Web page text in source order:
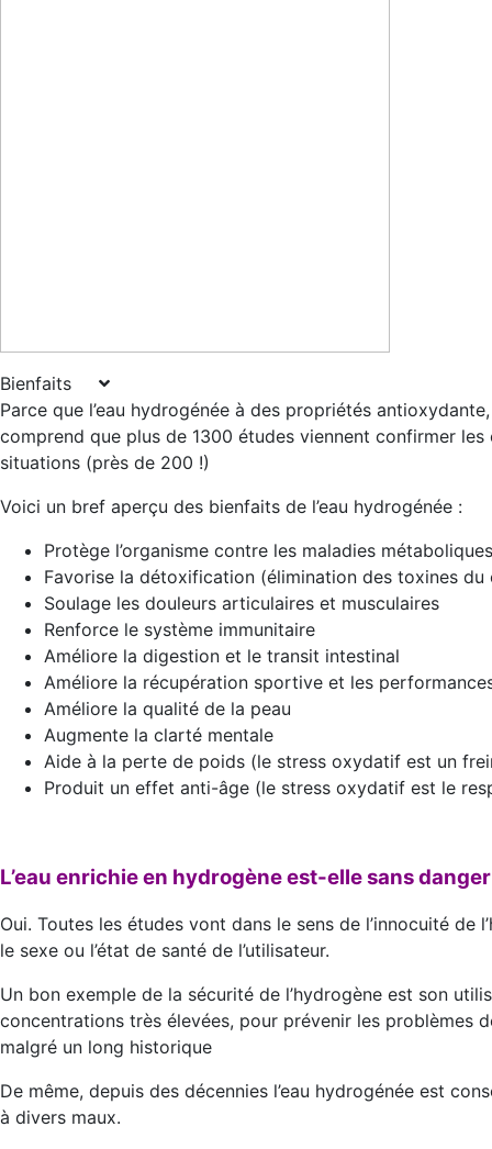
Bienfaits
Parce que l’eau hydrogénée à des propriétés
comprend que plus de 1300 études viennent confirmer
situations (près de 200 !)
Voici un bref aperçu des bienfaits de l’eau hydrogénée :
Protège l’organisme contre les maladies
Favorise la détoxification (élimination des toxines du
Soulage les douleurs articulaires et musculaires
Renforce le système immunitaire
Améliore la digestion et le transit intestinal
Améliore la récupération sportive et les
Améliore la qualité de la peau
Augmente la clarté mentale
Aide à la perte de poids (le stress oxydatif est un
Produit un effet anti-âge (le stress oxydatif est le
L’eau enrichie en hydrogène est-elle sans
Oui. Toutes les études vont dans le sens de l’innocuité de
le sexe ou l’état de santé de l’utilisateur.
Un bon exemple de la sécurité de l’hydrogène est son
concentrations très élevées, pour prévenir les problèmes
malgré un long historique
De même, depuis des décennies l’eau hydrogénée est
à divers maux.